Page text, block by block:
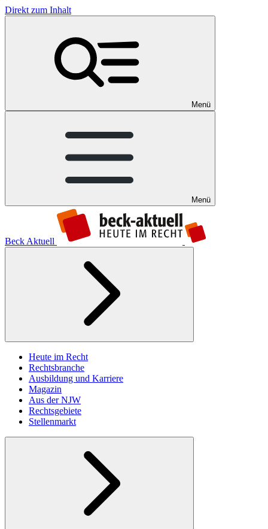
Direkt zum Inhalt
Menü
Menü
Beck Aktuell
Heute im Recht
Rechtsbranche
Ausbildung und Karriere
Magazin
Aus der NJW
Rechtsgebiete
Stellenmarkt